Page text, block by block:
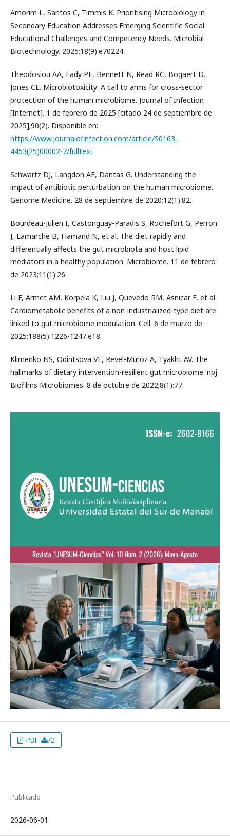
Amorim L, Santos C, Timmis K. Prioritising Microbiology in
Secondary Education Addresses Emerging Scientific-Social-
Educational Challenges and Competency Needs. Microbial
Biotechnology. 2025;18(9):e70224.
Theodosiou AA, Fady PE, Bennett N, Read RC, Bogaert D,
Jones CE. Microbiotoxicity: A call to arms for cross-sector
protection of the human microbiome. Journal of Infection
[Internet]. 1 de febrero de 2025 [citado 24 de septiembre de
2025];90(2). Disponible en:
https://www.journalofinfection.com/article/S0163-
4453(25)00002-7/fulltext
Schwartz DJ, Langdon AE, Dantas G. Understanding the
impact of antibiotic perturbation on the human microbiome.
Genome Medicine. 28 de septiembre de 2020;12(1):82.
Bourdeau-Julien I, Castonguay-Paradis S, Rochefort G, Perron
J, Lamarche B, Flamand N, et al. The diet rapidly and
differentially affects the gut microbiota and host lipid
mediators in a healthy population. Microbiome. 11 de febrero
de 2023;11(1):26.
Li F, Armet AM, Korpela K, Liu J, Quevedo RM, Asnicar F, et al.
Cardiometabolic benefits of a non-industrialized-type diet are
linked to gut microbiome modulation. Cell. 6 de marzo de
2025;188(5):1226-1247.e18.
Klimenko NS, Odintsova VE, Revel-Muroz A, Tyakht AV. The
hallmarks of dietary intervention-resilient gut microbiome. npj
Biofilms Microbiomes. 8 de octubre de 2022;8(1):77.
PDF 72
Publicado
2026-06-01